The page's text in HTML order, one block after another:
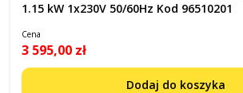
1.15 kW 1x230V 50/60Hz Kod 96510201
Cena
3 595,00 zł
Dodaj do koszyka